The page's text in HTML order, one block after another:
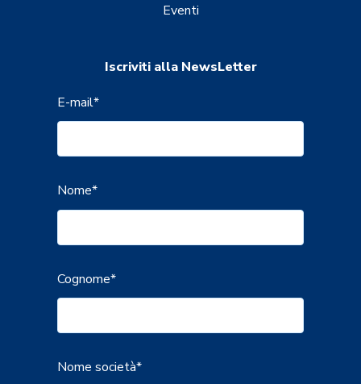
Eventi
Iscriviti alla NewsLetter
E-mail*
Nome*
Cognome*
Nome società*